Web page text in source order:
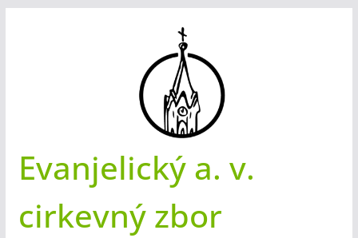
Evanjelický a. v.
cirkevný zbor